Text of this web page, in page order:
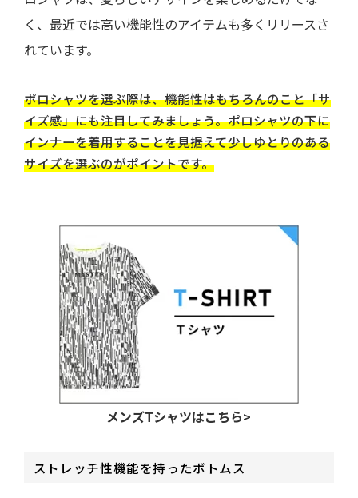
く、最近では高い機能性のアイテムも多くリリースさ
れています。
ポロシャツを選ぶ際は、機能性はもちろんのこと「サ
イズ感」にも注目してみましょう。ポロシャツの下に
インナーを着用することを見据えて少しゆとりのある
サイズを選ぶのがポイントです。
メンズTシャツはこちら>
ストレッチ性機能を持ったボトムス